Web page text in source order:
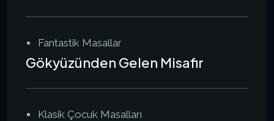
Fantastik Masallar
Gökyüzünden Gelen Misafir
Klasik Çocuk Masalları